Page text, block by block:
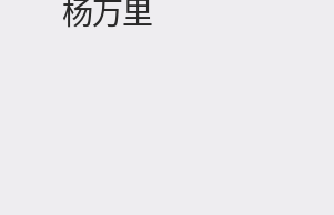
杨万里